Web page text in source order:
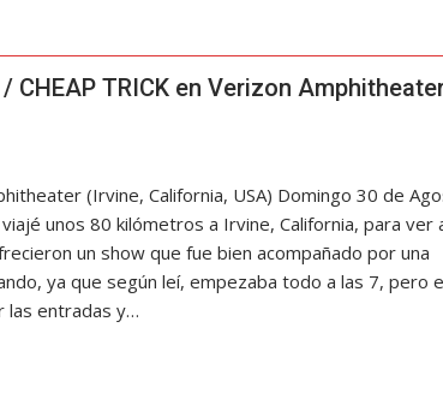
CHEAP TRICK en Verizon
(Irvine, California, USA) Domingo 30 de
unos 80 kilómetros a Irvine, California, para ver
un show que fue bien acompañado por una
ya que según leí, empezaba todo a las 7, pero
las entradas y…